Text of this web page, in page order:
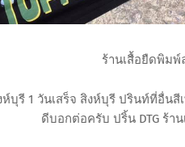
ร้านเสื้อยืดพิมพ์
บุรี 1 วันเสร็จ สิงห์บุรี ปรินท์ที่อื่น
ดีบอกต่อครับ ปริ้น DTG ร้า